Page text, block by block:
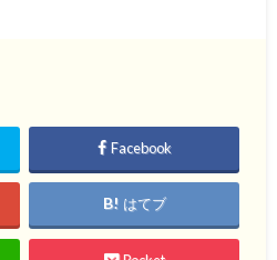
Facebook
はてブ